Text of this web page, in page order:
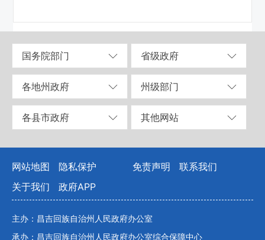
国务院部门 省级政府
各地州政府 州级部门
各县市政府 其他网站
网站地图 隐私保护 免责声明
联系我们
关于我们
政府APP
主办：昌吉回族自治州人民政府办公室
承办：昌吉回族自治州人民政府办公室综合保障中心